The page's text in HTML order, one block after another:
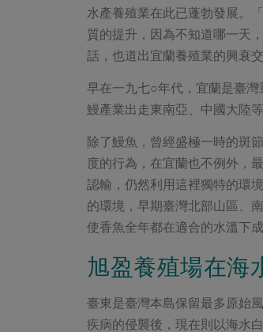
水產養殖業在此已蓬勃發展。
質的提升，因為不知道哪一天
話，也道出宜蘭養殖業的興衰交
早在一九七○年代，宜蘭是臺
鰻產業出走東南亞、中國大陸
除了鰻魚，曾經盛極一時的斑
度的行為，在宜蘭也不例外，
認輸，仍然利用這裡獨特的環
的環境，早期臺灣北部山區、
使香魚全年都在適合的水溫下
旭盈養殖場在海
臺東是臺灣本島保留最多原始
疾病的侵襲後，現在則以海水